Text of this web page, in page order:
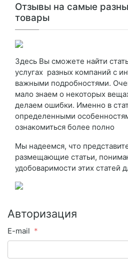
Отзывы на самые
товары
Здесь Вы сможете найти
услугах разных компаний с
важными подробностями.
мало знаем о некоторых
делаем ошибки. Именно в
определенными
ознакомиться более полно
Мы надеемся, что
размещающие статьи,
удобоваримости этих статей
Авторизация
E-mail